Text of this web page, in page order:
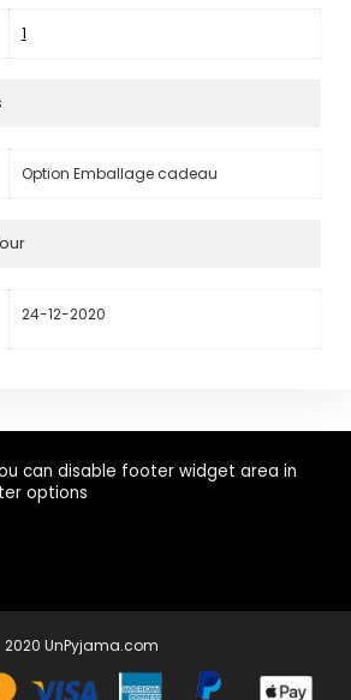
1
Option Emballage cadeau
24-12-2020
can disable footer widget area in
options
2020 UnPyjama.com